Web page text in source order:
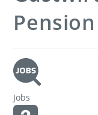
Unternehmen
Jobs